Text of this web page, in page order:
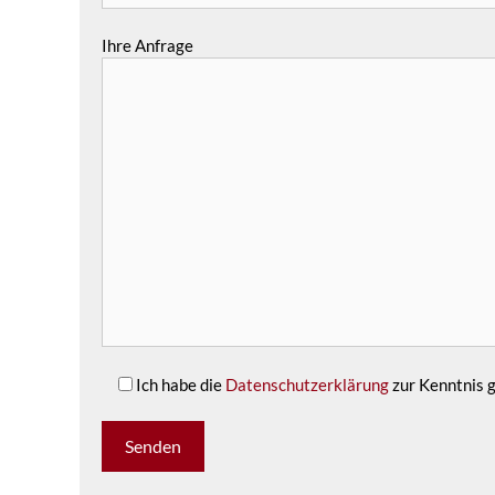
Ihre Anfrage
Ich habe die Datenschutzerklärungzur Kenntnis